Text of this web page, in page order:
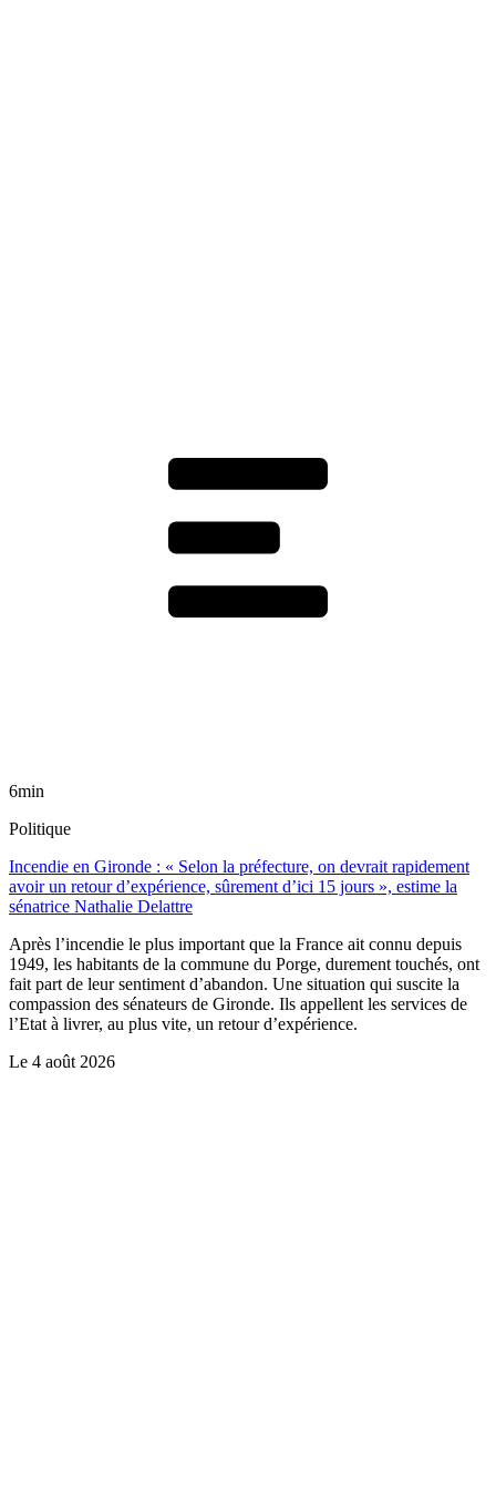
6min
Politique
Incendie en Gironde : « Selon la préfecture, on devrait rapidement
avoir un retour d’expérience, sûrement d’ici 15 jours », estime la
sénatrice Nathalie Delattre
Après l’incendie le plus important que la France ait connu depuis
1949, les habitants de la commune du Porge, durement touchés, ont
fait part de leur sentiment d’abandon. Une situation qui suscite la
compassion des sénateurs de Gironde. Ils appellent les services de
l’Etat à livrer, au plus vite, un retour d’expérience.
Le 4 août 2026